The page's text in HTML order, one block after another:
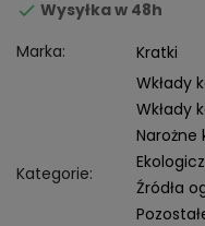
 Wysyłka w 48h
Marka:
Kratki
Kategorie:
Wkłady
Wkłady
Narożne
Źródła